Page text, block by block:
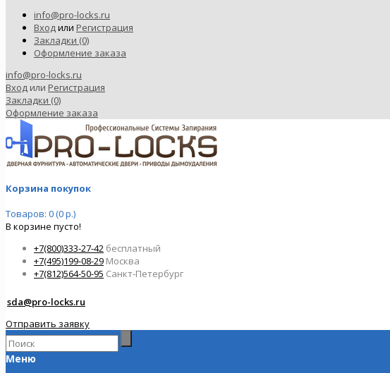
info@pro-locks.ru
Входили Регистрация
Закладки (0)
Оформление заказа
info@pro-locks.ru
Вход или Регистрация
Закладки (0)
Оформление заказа
Корзина покупок
Товаров: 0 (0 р.)
В корзине пусто!
+7(800)333-27-42 бесплатный
+7(495)199-08-29 Москва
+7(812)564-50-95 Санкт-Петербург
sda@pro-locks.ru
Отправить заявку
Меню